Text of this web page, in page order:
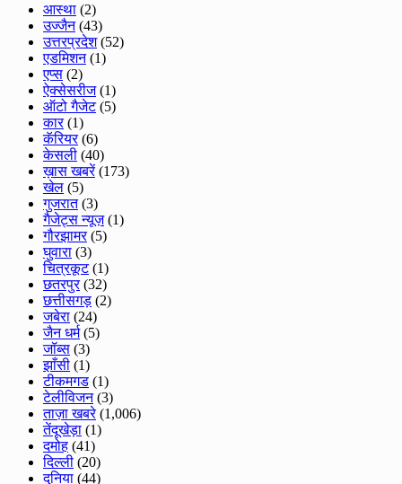
आस्था (2)
उज्जैन(43)
उत्तरप्रदेश(52)
एडमिशन(1)
एप्स (2)
ऐक्सेसरीज(1)
ऑटो गैजेट(5)
कार(1)
कॅरियर(6)
केसली (40)
ख़ास खबरें(173)
खेल (5)
गुजरात(3)
गैजेट्स न्यूज़(1)
गौरझामर(5)
घुवारा (3)
चित्रकूट(1)
छतरपुर(32)
छत्तीसगड़ (2)
जबेरा (24)
जैन धर्म(5)
जॉब्स (3)
झाँसी (1)
टीकमगड (1)
टेलीविजन(3)
ताज़ा खबरे(1,006)
तेंदूखेड़ा (1)
दमोह (41)
दिल्ली (20)
दुनिया (44)